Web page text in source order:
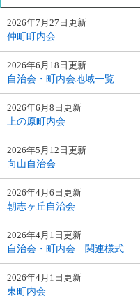
2026年7月27日更新
仲町町内会
2026年6月18日更新
自治会・町内会地域一覧
2026年6月8日更新
上の原町内会
2026年5月12日更新
向山自治会
2026年4月6日更新
朝志ヶ丘自治会
2026年4月1日更新
自治会・町内会 関連様式
2026年4月1日更新
東町内会